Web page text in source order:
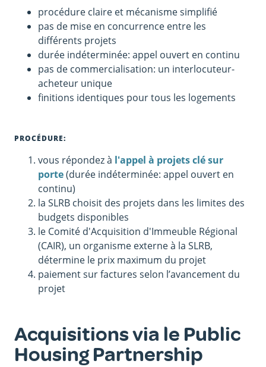
procédure claire et mécanisme simplifié
pas de mise en concurrence entre les
différents projets
durée indéterminée: appel ouvert en continu
pas de commercialisation: un interlocuteur-
acheteur unique
finitions identiques pour tous les logements
PROCÉDURE:
vous répondez à l'appel à projets clé sur
porte(durée indéterminée: appel ouvert en
continu)
la SLRB choisit des projets dans les limites des
budgets disponibles
le Comité d'Acquisition d'Immeuble Régional
(CAIR), un organisme externe à la SLRB,
détermine le prix maximum du projet
paiement sur factures selon l’avancement du
projet
Acquisitions via le Public
Housing Partnership